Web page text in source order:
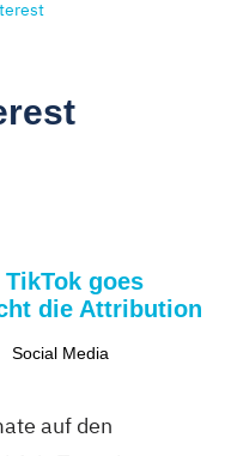
goes
die Attribution
Social Media
auf den